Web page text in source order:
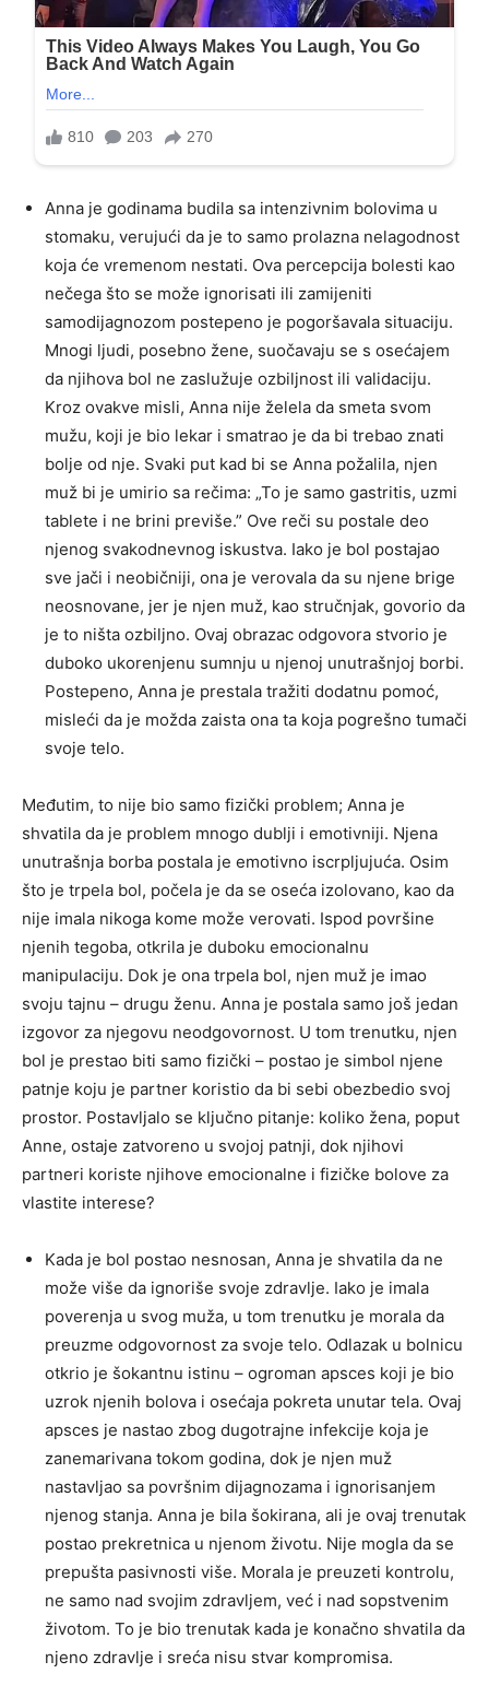
Anna je godinama budila sa intenzivnim bolovima u
stomaku, verujući da je to samo prolazna nelagodnost
koja će vremenom nestati. Ova percepcija bolesti kao
nečega što se može ignorisati ili zamijeniti
samodijagnozom postepeno je pogoršavala situaciju.
Mnogi ljudi, posebno žene, suočavaju se s osećajem
da njihova bol ne zaslužuje ozbiljnost ili validaciju.
Kroz ovakve misli, Anna nije želela da smeta svom
mužu, koji je bio lekar i smatrao je da bi trebao znati
bolje od nje. Svaki put kad bi se Anna požalila, njen
muž bi je umirio sa rečima: „To je samo gastritis, uzmi
tablete i ne brini previše.” Ove reči su postale deo
njenog svakodnevnog iskustva. Iako je bol postajao
sve jači i neobičniji, ona je verovala da su njene brige
neosnovane, jer je njen muž, kao stručnjak, govorio da
je to ništa ozbiljno. Ovaj obrazac odgovora stvorio je
duboko ukorenjenu sumnju u njenoj unutrašnjoj borbi.
Postepeno, Anna je prestala tražiti dodatnu pomoć,
misleći da je možda zaista ona ta koja pogrešno tumači
svoje telo.
Međutim, to nije bio samo fizički problem; Anna je
shvatila da je problem mnogo dublji i emotivniji. Njena
unutrašnja borba postala je emotivno iscrpljujuća. Osim
što je trpela bol, počela je da se oseća izolovano, kao da
nije imala nikoga kome može verovati. Ispod površine
njenih tegoba, otkrila je duboku emocionalnu
manipulaciju. Dok je ona trpela bol, njen muž je imao
svoju tajnu – drugu ženu. Anna je postala samo još jedan
izgovor za njegovu neodgovornost. U tom trenutku, njen
bol je prestao biti samo fizički – postao je simbol njene
patnje koju je partner koristio da bi sebi obezbedio svoj
prostor. Postavljalo se ključno pitanje: koliko žena, poput
Anne, ostaje zatvoreno u svojoj patnji, dok njihovi
partneri koriste njihove emocionalne i fizičke bolove za
vlastite interese?
Kada je bol postao nesnosan, Anna je shvatila da ne
može više da ignoriše svoje zdravlje. Iako je imala
poverenja u svog muža, u tom trenutku je morala da
preuzme odgovornost za svoje telo. Odlazak u bolnicu
otkrio je šokantnu istinu – ogroman apsces koji je bio
uzrok njenih bolova i osećaja pokreta unutar tela. Ovaj
apsces je nastao zbog dugotrajne infekcije koja je
zanemarivana tokom godina, dok je njen muž
nastavljao sa površnim dijagnozama i ignorisanjem
njenog stanja. Anna je bila šokirana, ali je ovaj trenutak
postao prekretnica u njenom životu. Nije mogla da se
prepušta pasivnosti više. Morala je preuzeti kontrolu,
ne samo nad svojim zdravljem, već i nad sopstvenim
životom. To je bio trenutak kada je konačno shvatila da
njeno zdravlje i sreća nisu stvar kompromisa.